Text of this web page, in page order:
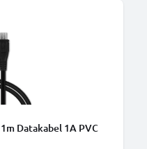
Datakabel 1A PVC